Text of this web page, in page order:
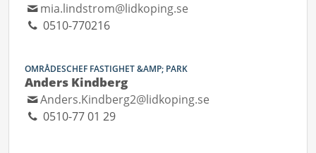
mia.lindstrom@lidkoping.se
0510-770216
OMRÅDESCHEF FASTIGHET &AMP; PARK
Anders Kindberg
Anders.Kindberg2@lidkoping.se
0510-77 01 29